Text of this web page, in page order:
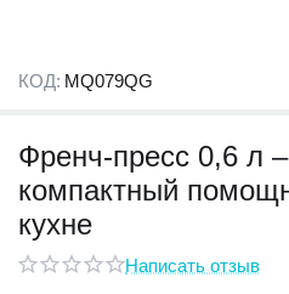
КОД: MQ079QG
Френч-пресс 0,6 л
компактный
кухне
Написать отзыв